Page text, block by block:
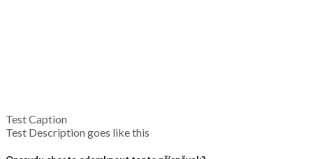
Test Caption
Test Description goes like this